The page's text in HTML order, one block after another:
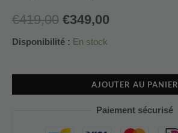
€419,00 €349,00
Disponibilité : En stock
AJOUTER AU PANIER
Paiement sécurisé